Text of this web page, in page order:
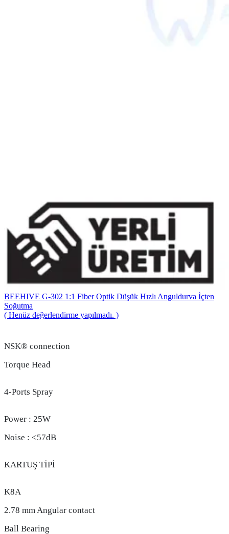
BEEHIVE G-302 1:1 Fiber Optik Düşük Hızlı Anguldurva İçten
Soğutma
( Henüz değerlendirme yapılmadı. )
NSK® connection
Torque Head
4-Ports Spray
Power : 25W
Noise : <57dB
KARTUŞ TİPİ
K8A
2.78 mm Angular contact
Ball Bearing